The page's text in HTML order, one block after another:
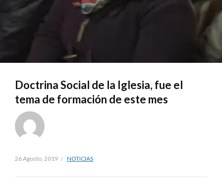
Doctrina Social de la Iglesia, fue el
tema de formación de este mes
26 Agosto, 2019 NOTICIAS